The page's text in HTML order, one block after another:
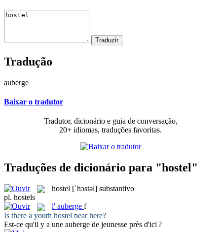
Tradução
auberge
Baixar o tradutor
Tradutor, dicionário e guia de conversação,
20+ idiomas, traduções favoritas.
Traduções de dicionário para "hostel"
hostel [ˈhɔstəl] substantivo
pl. hostels
l' auberge f
Is there a youth hostel near here?
Est-ce qu'il y a une auberge de jeunesse près d'ici ?